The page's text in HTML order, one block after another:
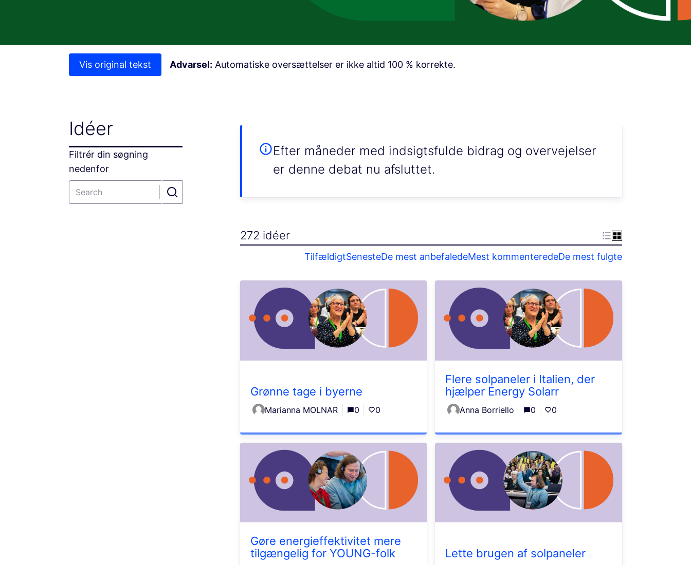
Vis original tekst Advarsel: Automatiske oversættelser er ikke altid 100 % korrekte.
Idéer
Filtrér din søgning
nedenfor
Efter måneder med indsigtsfulde bidrag og overvejelser
er denne debat nu afsluttet.
272 idéer
TilfældigtSenesteDe mest anbefaledeMest kommenteredeDe mest fulgte
Grønne tage i byerne
Marianna MOLNAR 0 0
Flere solpaneler i Italien, der
hjælper Energy Solarr
Anna Borriello 0 0
Gøre energieffektivitet mere
tilgængelig for YOUNG-folk
Lette brugen af solpaneler